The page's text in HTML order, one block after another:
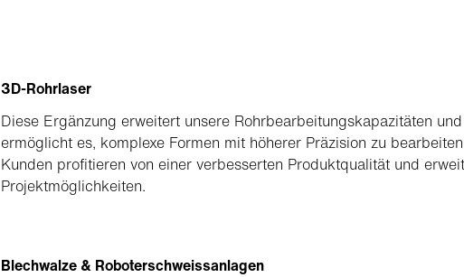
3D-Rohrlaser
Diese Ergänzung erweitert unsere Rohrbearbeitungskapazitäten und
ermöglicht es, komplexe Formen mit höherer Präzision zu
Kunden profitieren von einer verbesserten Produktqualität und
Projektmöglichkeiten.
Blechwalze & Roboterschweissanlagen